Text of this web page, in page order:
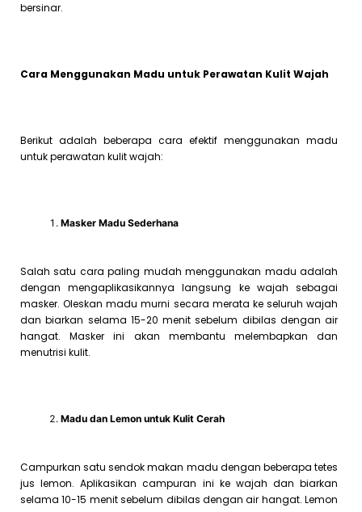
bersinar.
Cara Menggunakan Madu untuk Perawatan Kulit Wajah
Berikut adalah beberapa cara efektif menggunakan madu
untuk perawatan kulit wajah:
Masker Madu Sederhana
Salah satu cara paling mudah menggunakan madu adalah
dengan mengaplikasikannya langsung ke wajah sebagai
masker. Oleskan madu murni secara merata ke seluruh wajah
dan biarkan selama 15-20 menit sebelum dibilas dengan air
hangat. Masker ini akan membantu melembapkan dan
menutrisi kulit.
Madu dan Lemon untuk Kulit Cerah
Campurkan satu sendok makan madu dengan beberapa tetes
jus lemon. Aplikasikan campuran ini ke wajah dan biarkan
selama 10-15 menit sebelum dibilas dengan air hangat. Lemon